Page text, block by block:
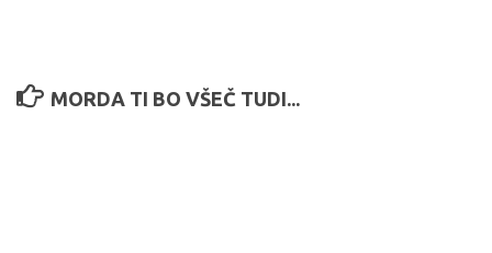
MORDA TI BO VŠEČ TUDI...